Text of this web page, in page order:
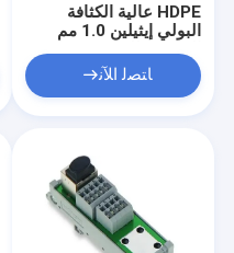
HDPE عالية الكثافة
البولي إيثيلين 1.0 مم
المضادة للتسرب عزل
الأراضي القاحلة المضادة
للتلوث بطانات نسيج
ﺎﺘﺼﻟ ﺍﻶﻧ